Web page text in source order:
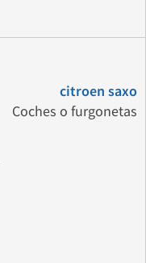
citroen saxo
Coches o furgonetas